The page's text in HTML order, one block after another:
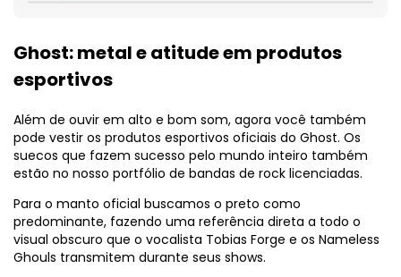
Ghost: metal e atitude em produtos
esportivos
Além de ouvir em alto e bom som, agora você também
pode vestir os produtos esportivos oficiais do Ghost. Os
suecos que fazem sucesso pelo mundo inteiro também
estão no nosso portfólio de bandas de rock licenciadas.
Para o manto oficial buscamos o preto como
predominante, fazendo uma referência direta a todo o
visual obscuro que o vocalista Tobias Forge e os Nameless
Ghouls transmitem durante seus shows.